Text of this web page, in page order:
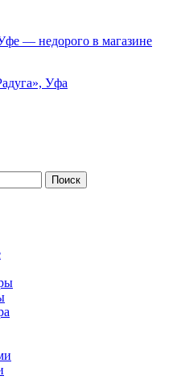
— недорого в магазине
Уфа